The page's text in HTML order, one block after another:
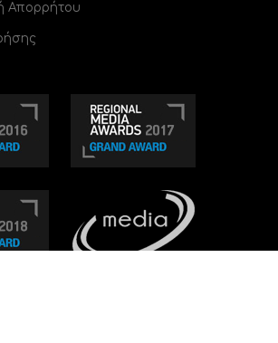
Απορρήτου